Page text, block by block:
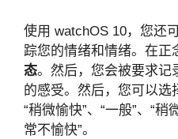
使用 watchOS 10，您还
踪您的情绪和情绪。在正
态。然后，您会被要求记
的感受。然后，您可以选
“稍微愉快”、“一般”、“稍
常不愉快”。